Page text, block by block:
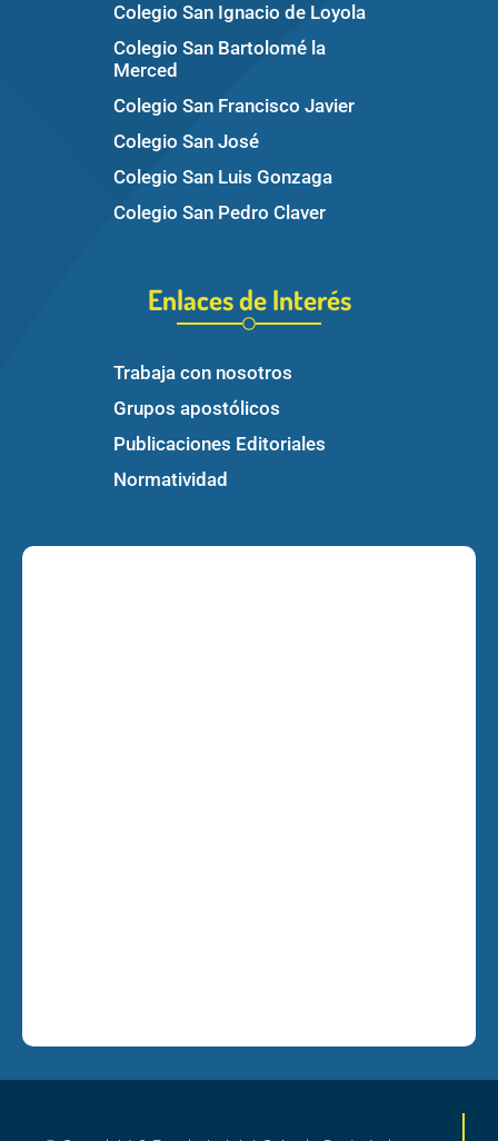
Colegio San Ignacio de Loyola
Colegio San Bartolomé la
Merced
Colegio San Francisco Javier
Colegio San José
Colegio San Luis Gonzaga
Colegio San Pedro Claver
Enlaces de Interés
Trabaja con nosotros
Grupos apostólicos
Publicaciones Editoriales
Normatividad